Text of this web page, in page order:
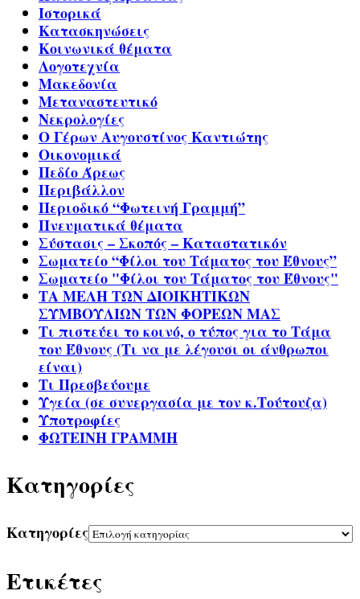
Ιστορικά
Κατασκηνώσεις
Κοινωνικά θέματα
Λογοτεχνία
Μακεδονία
Μεταναστευτικό
Νεκρολογίες
Ο Γέρων Αυγουστίνος Καντιώτης
Οικονομικά
Πεδίο Άρεως
Περιβάλλον
Περιοδικό “Φωτεινή Γραμμή”
Πνευματικά θέματα
Σύστασις – Σκοπός – Καταστατικόν
Σωματείο “Φίλοι του Τάματος του Έθνους”
Σωματείο "Φίλοι του Τάματος του Έθνους"
ΤΑ ΜΕΛΗ ΤΩΝ ΔΙΟΙΚΗΤΙΚΩΝ
ΣΥΜΒΟΥΛΙΩΝ ΤΩΝ ΦΟΡΕΩΝ ΜΑΣ
Τι πιστεύει το κοινό, ο τύπος για το Τάμα
του Έθνους (Τι να με λέγουσι οι άνθρωποι
είναι)
Τι Πρεσβεύουμε
Υγεία (σε συνεργασία με τον κ.Τούτουζα)
Υποτροφίες
ΦΩΤΕΙΝΗ ΓΡΑΜΜΗ
Kατηγορίες
Kατηγορίες
Ετικέτες